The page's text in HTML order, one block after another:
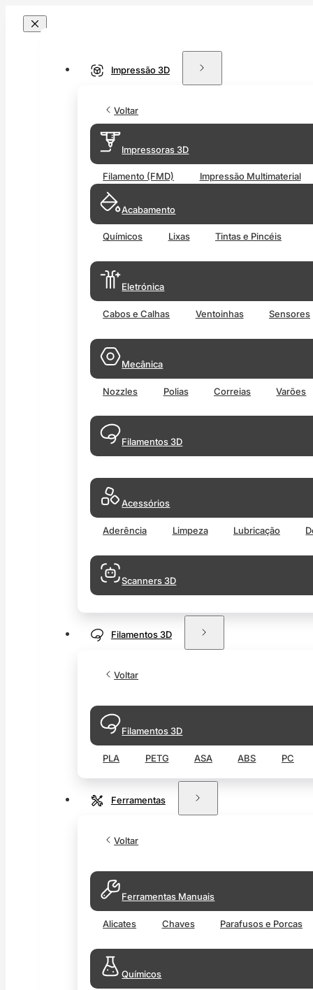
Impressão 3D
Voltar
Impressoras 3D
Filamento (FMD) Impressão Multimaterial
Acabamento
Químicos Lixas Tintas e Pincéis
Eletrónica
Cabos e Calhas Ventoinhas Sensores
Mecânica
Nozzles Polias Correias Varões
Filamentos 3D
Acessórios
Aderência Limpeza Lubricação
Scanners 3D
Filamentos 3D
Voltar
Filamentos 3D
PLA PETG ASA ABS PC
Ferramentas
Voltar
Ferramentas Manuais
Alicates Chaves Parafusos e Porcas
Químicos